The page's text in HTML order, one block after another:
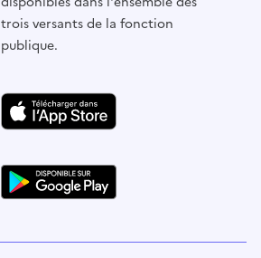
trois versants de la fonction
publique.